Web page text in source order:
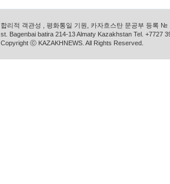
합리적 객관성 , 평화통일 기원, 카자흐스탄 문공부 등록
st. Bagenbai batira 214-13 Almaty Kazakhstan Tel. +7727
Copyright ⓒ KAZAKHNEWS. All Rights Reserved.